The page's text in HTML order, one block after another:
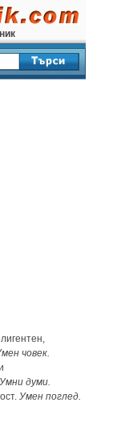
човек.
думи.
Умен поглед.